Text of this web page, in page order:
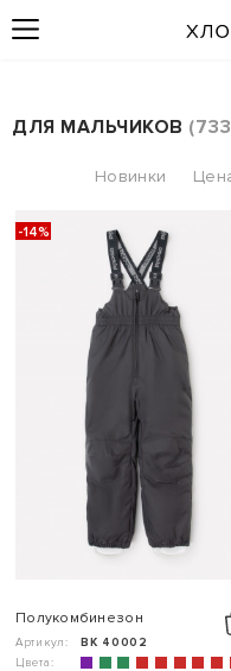
ДЛЯ МАЛЬЧИКОВ 733
-14%
Полукомбинезон
Артикул:
ВК 40002
Цвета: